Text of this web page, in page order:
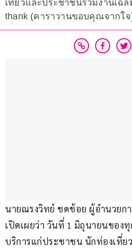
เที่ยวและประชาชนร่วมงานเฉ
thank (คาราวานขอบคุณจากใจ
นายณรงวิทย์ ชดช้อย ผู้อำนวยกา
เปิดเผยว่า วันที่ 1 มิถุนายนของ
บริการแก่ประชาชน นักท่องเที่ย